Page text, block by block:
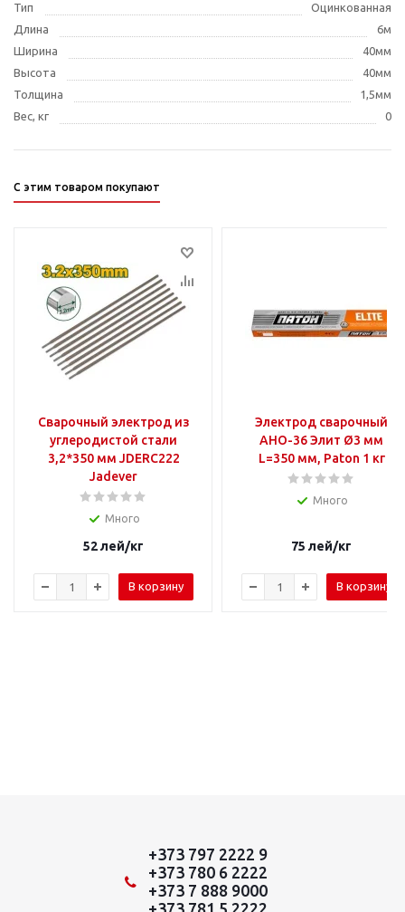
Тип
Оцинкованная
Длина
6м
Ширина
40мм
Высота
40мм
Толщина
1,5мм
Вес, кг
0
С этим товаром покупают
Сварочный электрод из
углеродистой стали
3,2*350 мм JDERC222
Jadever
Много
52лей/кг
В корзину
Электрод сварочный
АНО-36 Элит Ø3 мм
L=350 мм, Paton 1 кг
Много
75 лей/кг
В корзину
+373 797 2222 9
+373 780 6 2222
+373 7 888 9000